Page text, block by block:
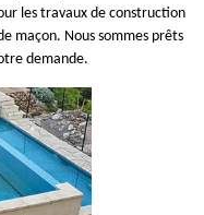
les travaux de construction
maçon. Nous sommes prêts
demande.